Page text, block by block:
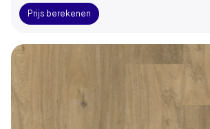
Prijs berekenen